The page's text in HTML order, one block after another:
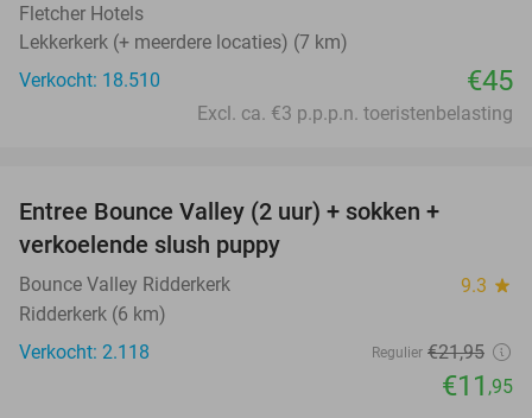
Fletcher Hotels
Lekkerkerk (+ meerdere locaties) (7 km)
Verkocht: 18.510
€45
Excl. ca. €3 p.p.p.n. toeristenbelasting
Entree Bounce Valley (2 uur) + sokken +
verkoelende slush puppy
Bounce Valley Ridderkerk 9.3 star
Ridderkerk (6 km)
Verkocht: 2.118
Regulier €21,95
€11 ,95